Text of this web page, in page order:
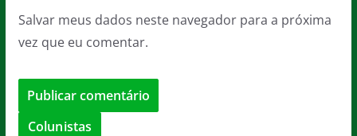
Salvar meus dados neste navegador para a próxima
vez que eu comentar.
Colunistas